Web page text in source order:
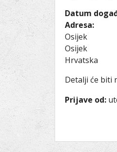
Datum
Adresa:
Osijek
Osijek
Hrvatska
Detalji će biti
Prijave od: